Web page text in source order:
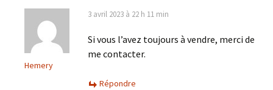
Hemery
3 avril 2023 à 22 h 11 min
Si vous l’avez toujours à vendre, merci de
me contacter.
Répondre